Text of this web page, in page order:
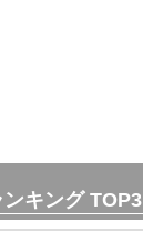
キング TOP3